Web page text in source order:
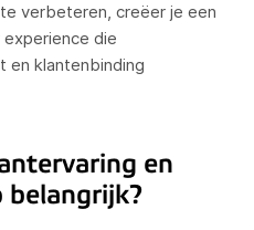
verbeteren, creëer je een
die
en klantenbinding
en
belangrijk?